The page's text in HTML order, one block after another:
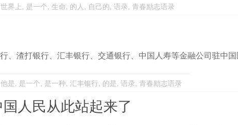
世界上, 是一个, 生命, 的人 , 自己的, 语录, 青春励志语录
、渣打银行、汇丰银行、交通银行、中国人寿等金融公司驻中
他是, 是一个, 是一种, 汇丰银行, 的是, 语录, 青春励志语录
人民从此站起来了